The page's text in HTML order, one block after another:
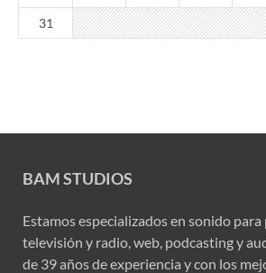
31
BAM STUDIOS
Estamos especializados en sonido
televisión y radio, web, podcasting y
de 39 años de experiencia y con los